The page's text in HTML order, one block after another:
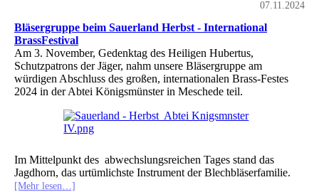
07.11.2024
Bläsergruppe beim Sauerland Herbst - International
BrassFestival
Am 3. November, Gedenktag des Heiligen Hubertus,
Schutzpatrons der Jäger, nahm unsere Bläsergruppe am
würdigen Abschluss des großen, internationalen Brass-Festes
2024 in der Abtei Königsmünster in Meschede teil.
Im Mittelpunkt des abwechslungsreichen Tages stand das
Jagdhorn, das urtümlichste Instrument der Blechbläserfamilie.
[Mehr lesen…]